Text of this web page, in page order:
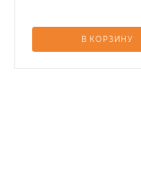
В КОРЗИНУ